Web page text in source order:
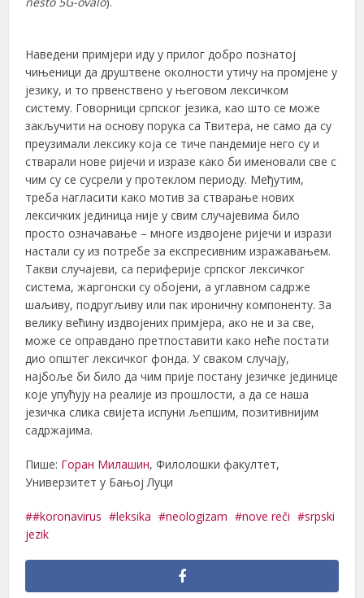
Наведени примјери иду у прилог добро познатој
чињеници да друштвене околности утичу на промјене у
језику, и то првенствено у његовом лексичком
систему. Говорници српског језика, као што се може
закључити на основу порука са Твитера, не само да су
преузимали лексику која се тиче пандемије него су и
стварали нове ријечи и изразе како би именовали све с
чим су се сусрели у протеклом периоду. Међутим,
треба нагласити како мотив за стварање нових
лексичких јединица није у свим случајевима било
просто означавање – многе издвојене ријечи и изрази
настали су из потребе за експресивним изражавањем.
Такви случајеви, са периферије српског лексичког
система, жаргонски су обојени, а углавном садрже
шаљиву, подругљиву или пак ироничну компоненту. За
велику већину издвојених примјера, ако не и за све,
може се оправдано претпоставити како неће постати
дио општег лексичког фонда. У сваком случају,
најбоље би било да чим прије постану језичке јединице
које упућују на реалије из прошлости, а да се наша
језичка слика свијета испуни љепшим, позитивнијим
садржајима.
Пише: Горан Милашин, Филолошки факултет,
Универзитет у Бањој Луци
#koronavirus leksika neologizam nove reči
srpski
jezik